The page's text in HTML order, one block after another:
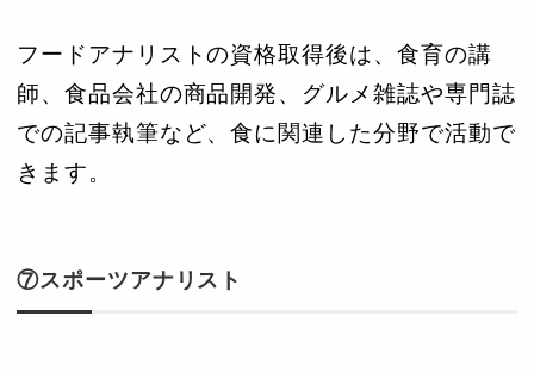
フードアナリストの資格取得後は、食育の講
師、食品会社の商品開発、グルメ雑誌や専門誌
での記事執筆など、食に関連した分野で活動で
きます。
⑦スポーツアナリスト